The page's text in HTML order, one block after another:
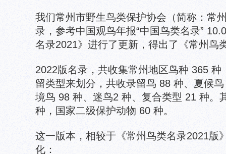
我们常州市野生鸟类保护协会（简称：常
录，参考中国观鸟年报“中国鸟类名录”
名录2021》进行了更新，得出了《常州鸟
2022版名录，共收集常州地区鸟种 365
留类型来划分，共收录留鸟 88 种、夏候
境鸟 98 种、迷鸟2 种、复合类型 21 种。
种，国家二级保护动物 60 种。
这一版本，相较于《常州鸟类名录2021版
化：